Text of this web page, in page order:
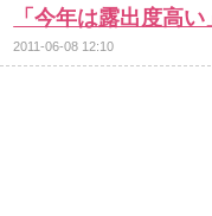
「今年は露出度高い
2011-06-08 12:10